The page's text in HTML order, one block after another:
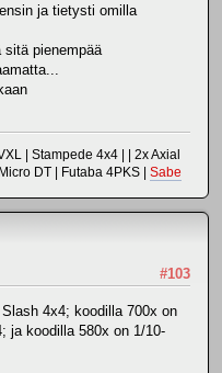
ja tietysti omilla
pienempää
| Stampede 4x4 | | 2x Axial
DT | Futaba 4PKS | Sabe
#103
4x4; koodilla 700x on
ja koodilla 580x on 1/10-